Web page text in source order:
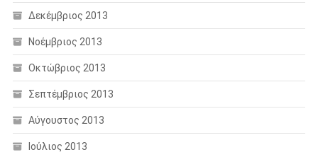
Δεκέμβριος 2013
Νοέμβριος 2013
Οκτώβριος 2013
Σεπτέμβριος 2013
Αύγουστος 2013
Ιούλιος 2013